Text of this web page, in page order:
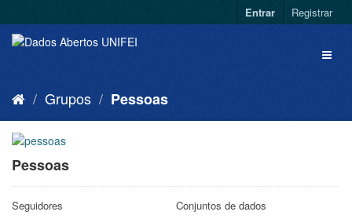
Entrar Registrar
Grupos Pessoas
Pessoas
Seguidores Conjuntos de dados